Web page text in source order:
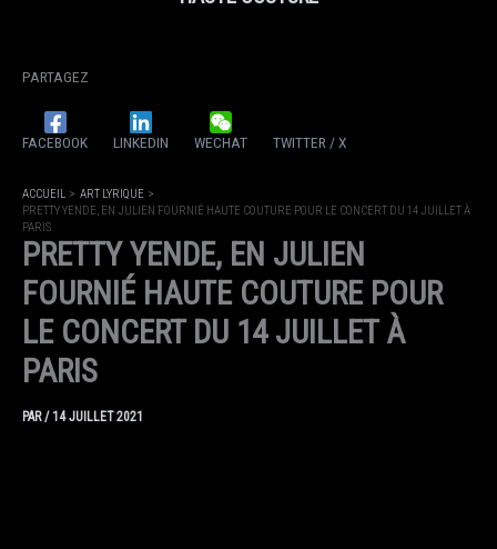
PARTAGEZ
FACEBOOK LINKEDIN WECHAT TWITTER / X
ACCUEIL
ART LYRIQUE
PRETTY YENDE, EN JULIEN FOURNIÉ HAUTE COUTURE POUR LE CONCERT DU 14 JUILLET À
PARIS
PRETTY YENDE, EN JULIEN
FOURNIÉ HAUTE COUTURE POUR
LE CONCERT DU 14 JUILLET À
PARIS
PAR/14 JUILLET 2021